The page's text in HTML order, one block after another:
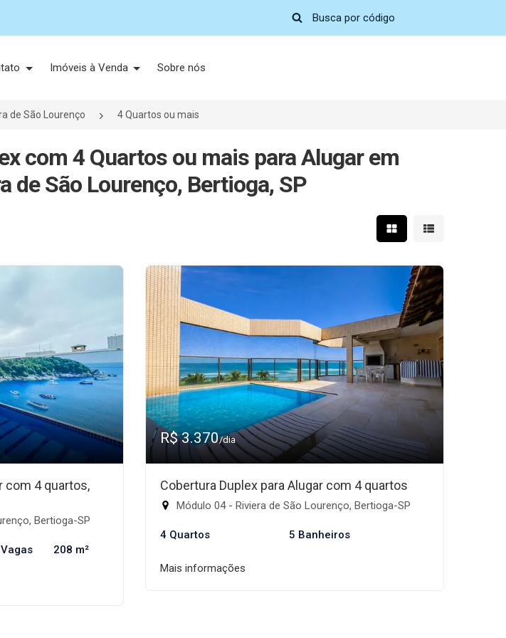
Imóveis à Venda Sobre nós
de São Lourenço 4 Quartos ou mais
com 4 Quartos ou mais para Alugar em
de São Lourenço, Bertioga, SP
Mostrar resultados em
Mostrar
com 4 quartos,
Bertioga-SP
208 m²
R$ 3.370/dia
Cobertura Duplex para Alugar com 4 quartos
Módulo 04 - Riviera de São Lourenço, Bertioga-SP
4 Quartos 5 Banheiros
Mais informações